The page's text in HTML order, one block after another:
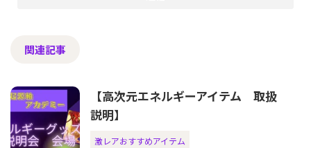
関連記事
【高次元エネルギーアイテム 取扱
説明】
激レアおすすめアイテム